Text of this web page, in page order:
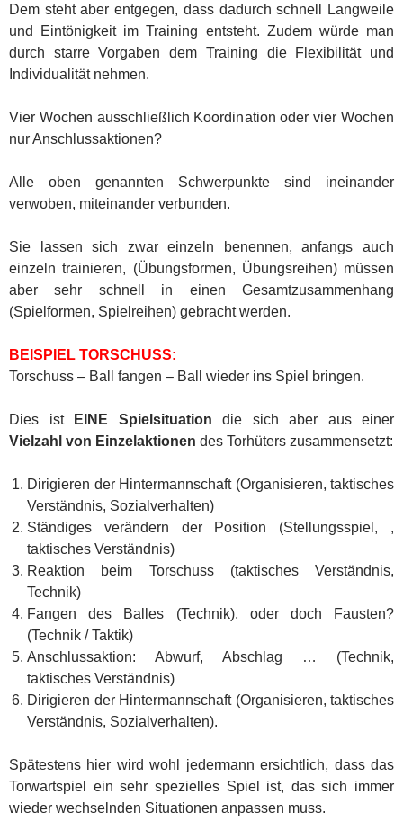
Dem steht aber entgegen, dass dadurch schnell Langweile
und Eintönigkeit im Training entsteht. Zudem würde man
durch starre Vorgaben dem Training die Flexibilität und
Individualität nehmen.
Vier Wochen ausschließlich Koordination oder vier Wochen
nur Anschlussaktionen?
Alle oben genannten Schwerpunkte sind ineinander
verwoben, miteinander verbunden.
Sie lassen sich zwar einzeln benennen, anfangs auch
einzeln trainieren, (Übungsformen, Übungsreihen) müssen
aber sehr schnell in einen Gesamtzusammenhang
(Spielformen, Spielreihen) gebracht werden.
BEISPIEL TORSCHUSS:
Torschuss – Ball fangen – Ball wieder ins Spiel bringen.
Dies ist EINE Spielsituation die sich aber aus einer
Vielzahl von Einzelaktionen des Torhüters zusammensetzt:
Dirigieren der Hintermannschaft (Organisieren, taktisches
Verständnis, Sozialverhalten)
Ständiges verändern der Position (Stellungsspiel, ,
taktisches Verständnis)
Reaktion beim Torschuss (taktisches Verständnis,
Technik)
Fangen des Balles (Technik), oder doch Fausten?
(Technik / Taktik)
Anschlussaktion: Abwurf, Abschlag … (Technik,
taktisches Verständnis)
Dirigieren der Hintermannschaft (Organisieren, taktisches
Verständnis, Sozialverhalten).
Spätestens hier wird wohl jedermann ersichtlich, dass das
Torwartspiel ein sehr spezielles Spiel ist, das sich immer
wieder wechselnden Situationen anpassen muss.